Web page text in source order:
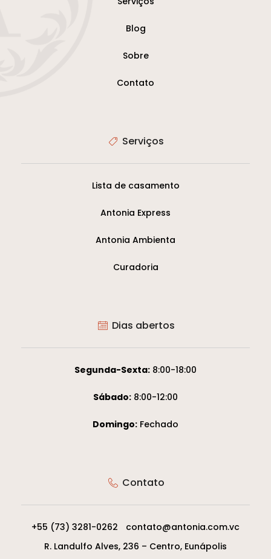
Blog
Sobre
Contato
Serviços
Lista de casamento
Antonia Express
Antonia Ambienta
Curadoria
Dias abertos
Segunda-Sexta: 8:00-18:00
Sábado: 8:00-12:00
Domingo: Fechado
Contato
+55 (73) 3281-0262
contato@antonia.com.vc
R. Landulfo Alves, 236 – Centro, Eunápolis